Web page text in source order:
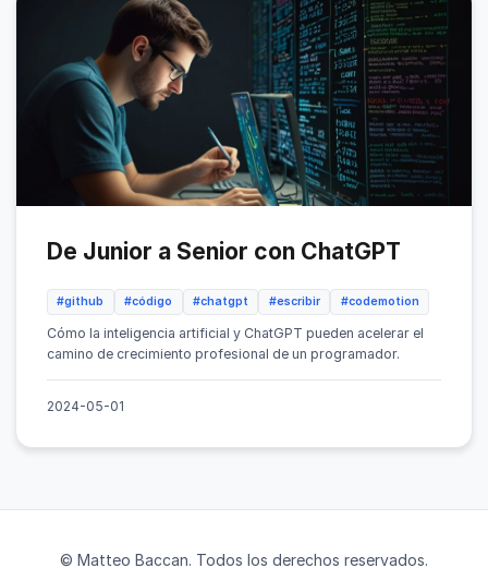
De Junior a Senior con ChatGPT
#github #código #chatgpt #escribir #codemotion
Cómo la inteligencia artificial y ChatGPT pueden acelerar el
camino de crecimiento profesional de un programador.
2024-05-01
© Matteo Baccan. Todos los derechos reservados.